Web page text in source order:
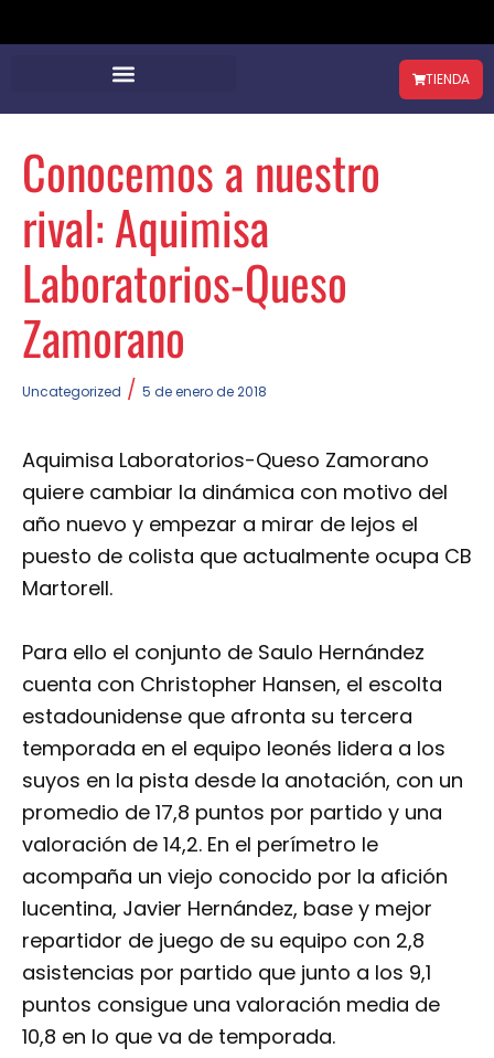
TIENDA
Conocemos a nuestro
rival: Aquimisa
Laboratorios-Queso
Zamorano
Uncategorized / 5 de enero de 2018
Aquimisa Laboratorios-Queso Zamorano
quiere cambiar la dinámica con motivo del
año nuevo y empezar a mirar de lejos el
puesto de colista que actualmente ocupa CB
Martorell.
Para ello el conjunto de Saulo Hernández
cuenta con Christopher Hansen, el escolta
estadounidense que afronta su tercera
temporada en el equipo leonés lidera a los
suyos en la pista desde la anotación, con un
promedio de 17,8 puntos por partido y una
valoración de 14,2. En el perímetro le
acompaña un viejo conocido por la afición
lucentina, Javier Hernández, base y mejor
repartidor de juego de su equipo con 2,8
asistencias por partido que junto a los 9,1
puntos consigue una valoración media de
10,8 en lo que va de temporada.